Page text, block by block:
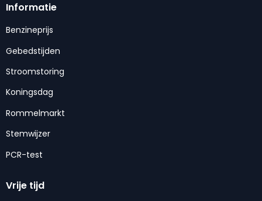
Informatie
Benzineprijs
Gebedstijden
Stroomstoring
Koningsdag
Rommelmarkt
Stemwijzer
PCR-test
Vrije tijd